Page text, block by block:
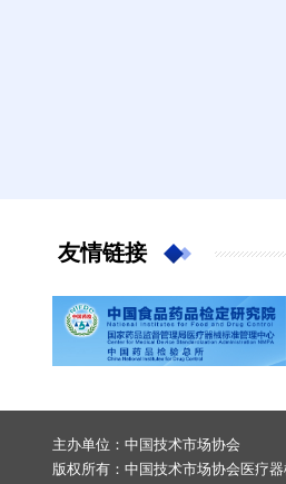
友情链接
主办单位：中国技术市场协会
版权所有：中国技术市场协会医疗